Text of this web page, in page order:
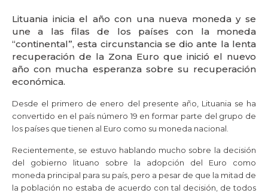
Lituania inicia el año con una nueva moneda y se
une a las filas de los países con la moneda
“continental”, esta circunstancia se dio ante la lenta
recuperación de la Zona Euro que inició el nuevo
año con mucha esperanza sobre su recuperación
económica.
Desde el primero de enero del presente año, Lituania se ha
convertido en el país número 19 en formar parte del grupo de
los países que tienen al Euro como su moneda nacional.
Recientemente, se estuvo hablando mucho sobre la decisión
del gobierno lituano sobre la adopción del Euro como
moneda principal para su país, pero a pesar de que la mitad de
la población no estaba de acuerdo con tal decisión, de todos